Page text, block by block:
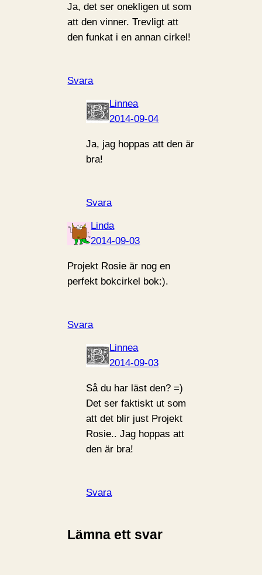
Ja, det ser onekligen ut som
att den vinner. Trevligt att
den funkat i en annan cirkel!
Svara
Linnea
2014-09-04
Ja, jag hoppas att den är
bra!
Svara
Linda
2014-09-03
Projekt Rosie är nog en
perfekt bokcirkel bok:).
Svara
Linnea
2014-09-03
Så du har läst den? =)
Det ser faktiskt ut som
att det blir just Projekt
Rosie.. Jag hoppas att
den är bra!
Svara
Lämna ett svar